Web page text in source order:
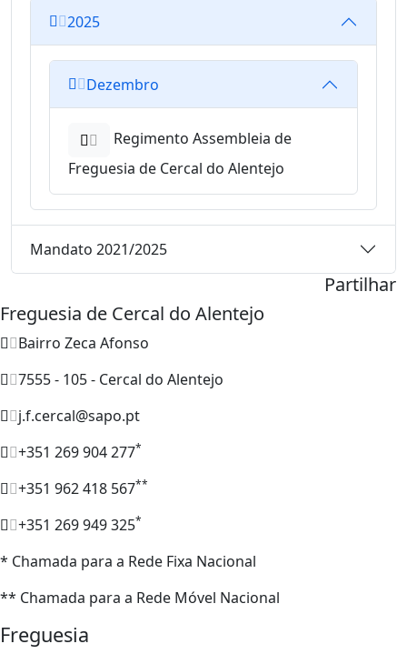
2025
Dezembro
Regimento Assembleia de
Freguesia de Cercal do Alentejo
Mandato 2021/2025
Partilhar
Freguesia de Cercal do Alentejo
Bairro Zeca Afonso
7555 - 105 - Cercal do Alentejo
j.f.cercal@sapo.pt
+351 269 904 277*
+351 962 418 567**
+351 269 949 325*
* Chamada para a Rede Fixa Nacional
** Chamada para a Rede Móvel Nacional
Freguesia